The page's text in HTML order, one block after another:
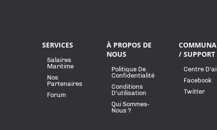
SERVICES
Salaires
Maritime
Nos
Partenaires
Forum
À PROPOS DE
NOUS
Politique De
Confidentialité
Conditions
D'utilisation
Qui Sommes-
Nous ?
/ SUPPORT
Centre
Facebook
Twitter